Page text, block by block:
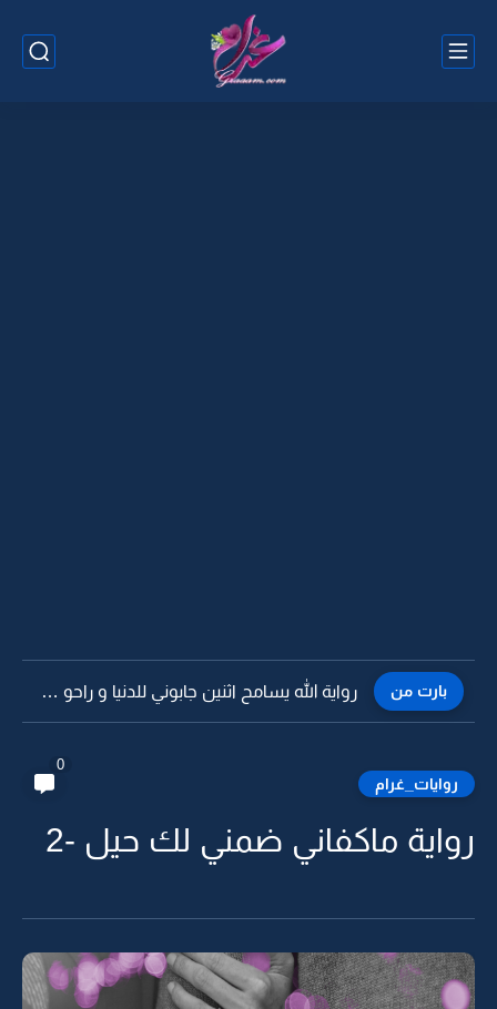
بارت من رواية الله يسامح اثنين جابوني للدنيا و راحو و خلوني...
روايات_غرام
0
رواية ماكفاني ضمني لك حيل -2